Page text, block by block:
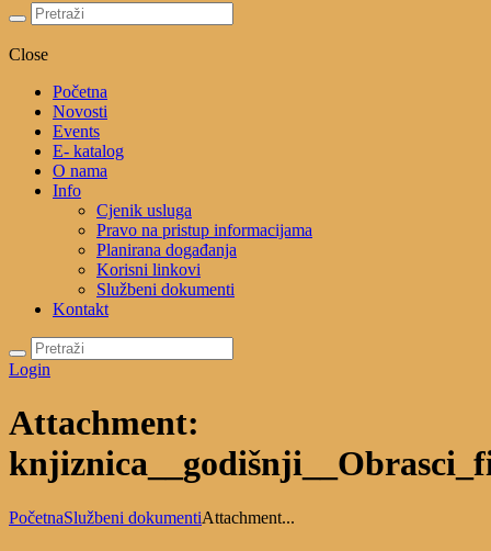
Close
Početna
Novosti
Events
E- katalog
O nama
Info
Cjenik usluga
Pravo na pristup informacijama
Planirana događanja
Korisni linkovi
Službeni dokumenti
Kontakt
Login
Attachment:
PočetnaSlužbeni dokumentiAttachment...